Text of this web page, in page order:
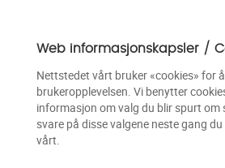
Web informasjonskapsler /
Nettstedet vårt bruker «cookies» for
brukeropplevelsen. Vi benytter
informasjon om valg du blir spurt om
svare på disse valgene neste gang
vårt.